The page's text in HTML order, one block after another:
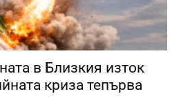
в Близкия изток
криза тепърва